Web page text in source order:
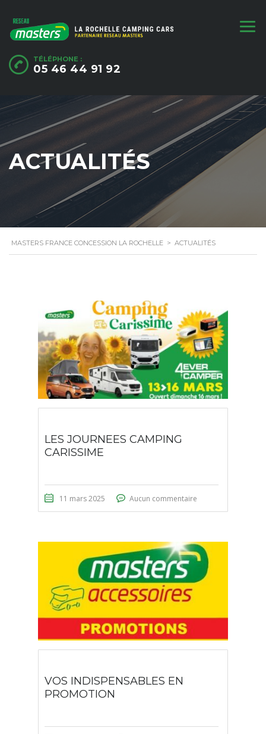
TÉLÉPHONE :
05 46 44 91 92
ACTUALITÉS
MASTERS FRANCE CONCESSION LA ROCHELLE > ACTUALITÉS
LES JOURNEES CAMPING
CARISSIME
11 mars 2025 Aucun commentaire
VOS INDISPENSABLES EN
PROMOTION